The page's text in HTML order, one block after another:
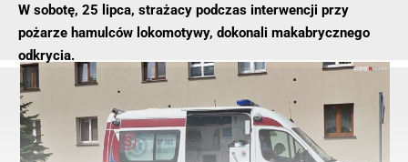
W sobotę, 25 lipca, strażacy podczas interwencji przy
pożarze hamulców lokomotywy, dokonali makabrycznego
odkrycia.